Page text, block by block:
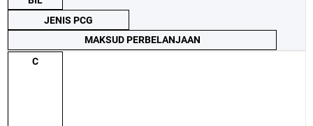
JENIS PCG
MAKSUD PERBELANJAAN
C